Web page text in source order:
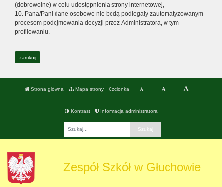
(dobrowolne) w celu udostępnienia strony internetowej,
10. Pana/Pani dane osobowe nie będą podlegały zautomatyzowanym
procesom podejmowania decyzji przez Administratora, w tym
profilowaniu.
zamknij
Strona główna Mapa strony Czcionka
Kontrast Informacja administratora
Zespół Szkół w Głuchowie